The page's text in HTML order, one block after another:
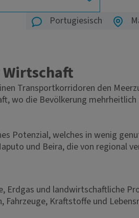
Portugiesisch
Transportkorridoren den
wo die Bevölkerung
Potenzial, welches in wenig
und Beira, die von regional
Erdgas und landwirtschaftliche
Kraftstoffe und